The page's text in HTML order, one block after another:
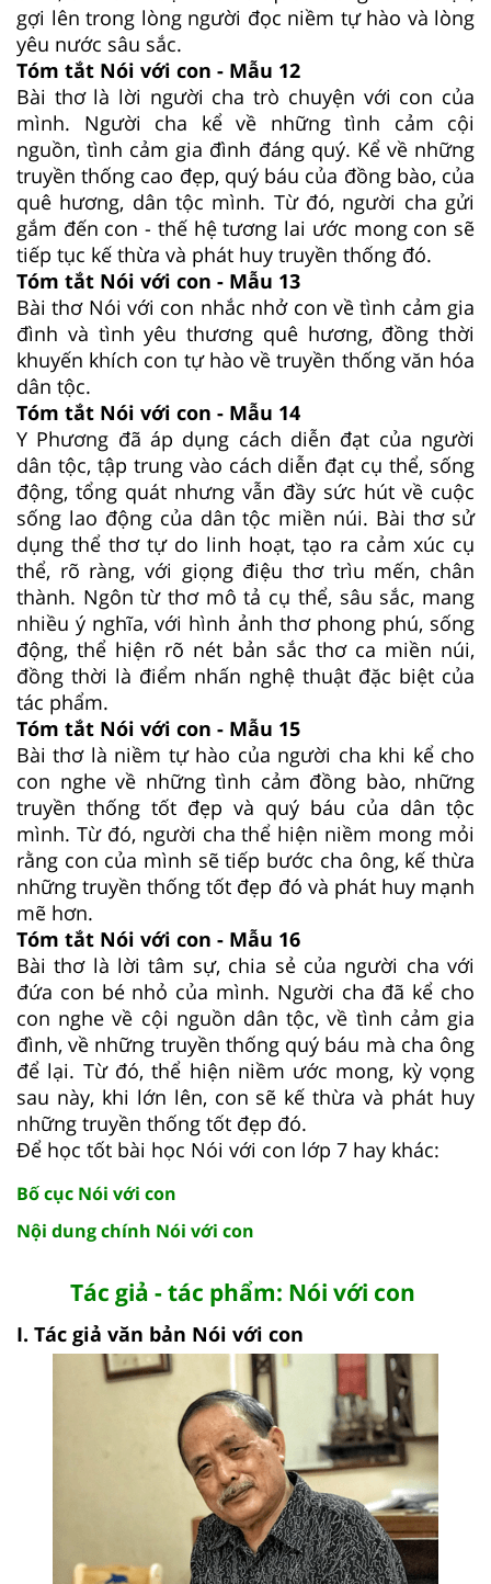
gợi lên trong lòng người đọc niềm tự hào và lòng
yêu nước sâu sắc.
Tóm tắt Nói với con - Mẫu 12
Bài thơ là lời người cha trò chuyện với con của
mình. Người cha kể về những tình cảm cội
nguồn, tình cảm gia đình đáng quý. Kể về những
truyền thống cao đẹp, quý báu của đồng bào, của
quê hương, dân tộc mình. Từ đó, người cha gửi
gắm đến con - thế hệ tương lai ước mong con sẽ
tiếp tục kế thừa và phát huy truyền thống đó.
Tóm tắt Nói với con - Mẫu 13
Bài thơ Nói với con nhắc nhở con về tình cảm gia
đình và tình yêu thương quê hương, đồng thời
khuyến khích con tự hào về truyền thống văn hóa
dân tộc.
Tóm tắt Nói với con - Mẫu 14
Y Phương đã áp dụng cách diễn đạt của người
dân tộc, tập trung vào cách diễn đạt cụ thể, sống
động, tổng quát nhưng vẫn đầy sức hút về cuộc
sống lao động của dân tộc miền núi. Bài thơ sử
dụng thể thơ tự do linh hoạt, tạo ra cảm xúc cụ
thể, rõ ràng, với giọng điệu thơ trìu mến, chân
thành. Ngôn từ thơ mô tả cụ thể, sâu sắc, mang
nhiều ý nghĩa, với hình ảnh thơ phong phú, sống
động, thể hiện rõ nét bản sắc thơ ca miền núi,
đồng thời là điểm nhấn nghệ thuật đặc biệt của
tác phẩm.
Tóm tắt Nói với con - Mẫu 15
Bài thơ là niềm tự hào của người cha khi kể cho
con nghe về những tình cảm đồng bào, những
truyền thống tốt đẹp và quý báu của dân tộc
mình. Từ đó, người cha thể hiện niềm mong mỏi
rằng con của mình sẽ tiếp bước cha ông, kế thừa
những truyền thống tốt đẹp đó và phát huy mạnh
mẽ hơn.
Tóm tắt Nói với con - Mẫu 16
Bài thơ là lời tâm sự, chia sẻ của người cha với
đứa con bé nhỏ của mình. Người cha đã kể cho
con nghe về cội nguồn dân tộc, về tình cảm gia
đình, về những truyền thống quý báu mà cha ông
để lại. Từ đó, thể hiện niềm ước mong, kỳ vọng
sau này, khi lớn lên, con sẽ kế thừa và phát huy
những truyền thống tốt đẹp đó.
Để học tốt bài học Nói với con lớp 7 hay khác:
Bố cục Nói với con
Nội dung chính Nói với con
Tác giả - tác phẩm: Nói với con
I. Tác giả văn bản Nói với con